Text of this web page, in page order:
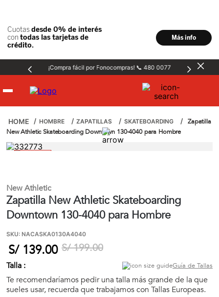
¡Compra fácil por Fonocompras! 📞 480 0077
Hombre
Accesorios
🏃‍♀️🏃‍♂️ Zona del Hincha
👀 Lo Nuevo
🤑 Zona Outlet
HOMBRE ZAPATILLAS SKATEBOARDING
Zapatilla
New Athletic Skateboarding Downtown 130-4040 para Hombre
New Athletic
Zapatilla New Athletic Skateboarding
Downtown 130-4040 para Hombre
SKU: NACASKA0130A4040
S/ 199.00
S/ 139.00
Talla : Guía de Tallas
Te recomendaríamos pedir una talla más grande de la que
sueles usar, recuerda que trabajamos con Tallas Europeas.